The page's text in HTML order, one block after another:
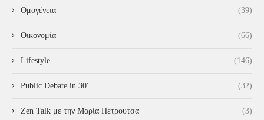
Ομογένεια (39)
Οικονομία (66)
Lifestyle (146)
Public Debate in 30' (32)
Zen Talk με την Μαρία Πετρουτσά (3)